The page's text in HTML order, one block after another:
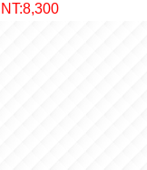
NT:8,300